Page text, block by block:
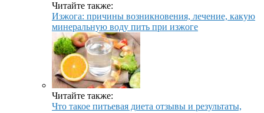
Читайте также:
Изжога: причины возникновения, лечение, какую
минеральную воду пить при изжоге
Читайте также:
Что такое питьевая диета отзывы и результаты,